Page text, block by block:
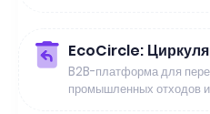
EcoCircle:
B2B-платформа для
промышленных отходов